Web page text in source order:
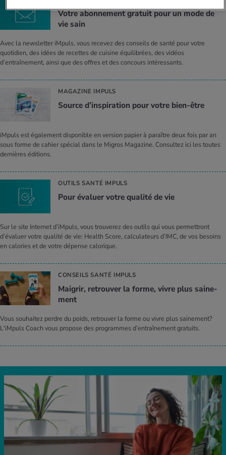
Votre abon­ne­ment gra­tuit pour un mode de
vie sain
Avec la newsletter iMpuls, vous recevez des conseils de santé pour votre
quotidien, des idées de recettes de cuisine équilibrées, des vidéos
d’entraînement, ainsi que des offres et des concours intéressants.
MAGAZINE IMPULS
Source d’ins­pi­ra­tion pour votre bien-être
iMpuls est également disponible en version papier à paraître deux fois par an
sous forme de cahier spécial dans le Migros Magazine. Consultez ici les toutes
dernières éditions.
OUTILS SANTÉ IMPULS
Pour éva­luer votre qua­lité de vie
Sur le site Internet d’iMpuls, vous trouverez des outils qui vous permettront
d’évaluer votre qualité de vie: Health Score, calculateurs d’IMC, de vos besoins
en calories et de votre dépense calorique.
CONSEILS SANTÉ IMPULS
Mai­grir, retrou­ver la forme, vivre plus sai­ne­
ment
Vous souhaitez perdre du poids, retrouver la forme ou vivre plus sainement?
L'iMpuls Coach vous propose des programmes d’entraînement gratuits.